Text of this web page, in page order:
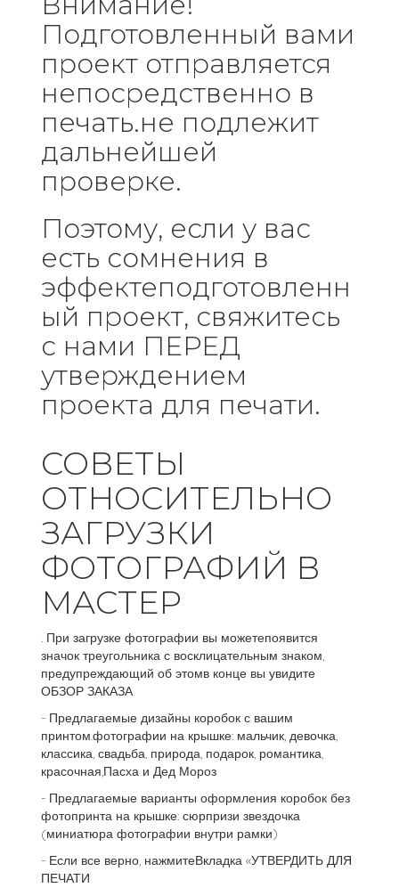
Подготовленный вами
проект отправляется
непосредственно в
печать.не подлежит
дальнейшей
проверке.
Поэтому, если у вас
есть сомнения в
эффектеподготовленн
ый проект, свяжитесь
с нами ПЕРЕД
утверждением
проекта для печати.
СОВЕТЫ
ОТНОСИТЕЛЬНО
ЗАГРУЗКИ
ФОТОГРАФИЙ В
МАСТЕР
. При загрузке фотографии вы можетепоявится
значок треугольника с восклицательным знаком,
предупреждающий об этомв конце вы увидите
ОБЗОР ЗАКАЗА
- Предлагаемые дизайны коробок с вашим
принтом.фотографии на крышке: мальчик, девочка,
классика, свадьба, природа, подарок, романтика,
красочная,Пасха и Дед Мороз
- Предлагаемые варианты оформления коробок без
фотопринта на крышке: сюрпризи звездочка
(миниатюра фотографии внутри рамки)
- Если все верно, нажмитеВкладка «УТВЕРДИТЬ ДЛЯ
ПЕЧАТИ